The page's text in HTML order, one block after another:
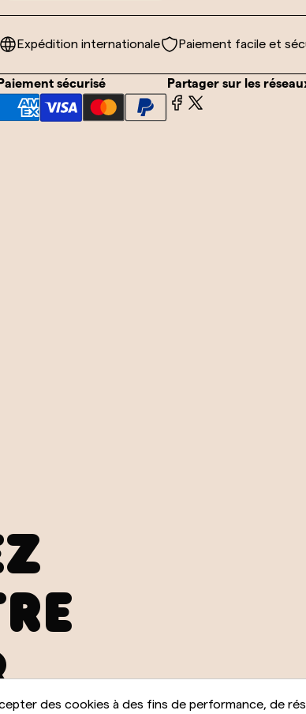
Expédition internationale Paiement facile et
Paiement sécurisé Partager sur les
des cookies à des fins de performance, de